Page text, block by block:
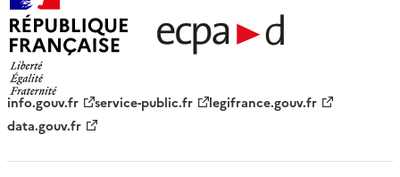
info.gouv.fr service-public.fr
legifrance.gouv.fr
data.gouv.fr